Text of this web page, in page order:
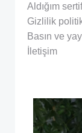
Aldığım
Gizlilik
Basın ve
İletişim